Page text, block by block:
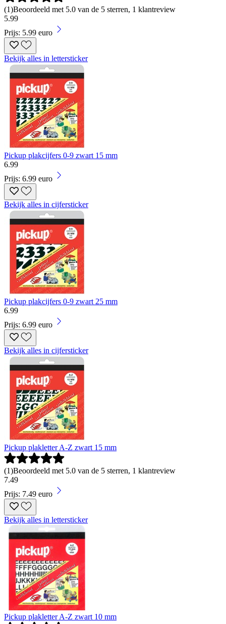
(1)Beoordeeld met 5.0 van de 5 sterren, 1 klantreview
5.99
Prijs: 5.99 euro
Bekijk alles in lettersticker
Pickup plakcijfers 0-9 zwart 15 mm
6.99
Prijs: 6.99 euro
Bekijk alles in cijfersticker
Pickup plakcijfers 0-9 zwart 25 mm
6.99
Prijs: 6.99 euro
Bekijk alles in cijfersticker
Pickup plakletter A-Z zwart 15 mm
(1)Beoordeeld met 5.0 van de 5 sterren, 1 klantreview
7.49
Prijs: 7.49 euro
Bekijk alles in lettersticker
Pickup plakletter A-Z zwart 10 mm